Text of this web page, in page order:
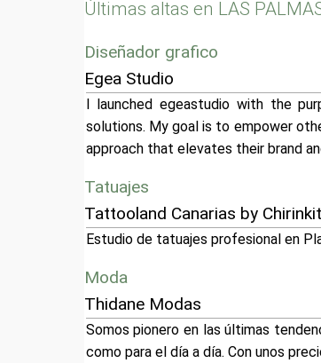
Últimas altas en LAS
Diseñador grafico
Egea Studio
I launched egeastudio with the
solutions. My goal is to empower
approach that elevates their brand
Tatuajes
Tattooland Canarias by
Estudio de tatuajes profesional en
Moda
Thidane Modas
Somos pionero en las últimas
como para el día a día. Con unos